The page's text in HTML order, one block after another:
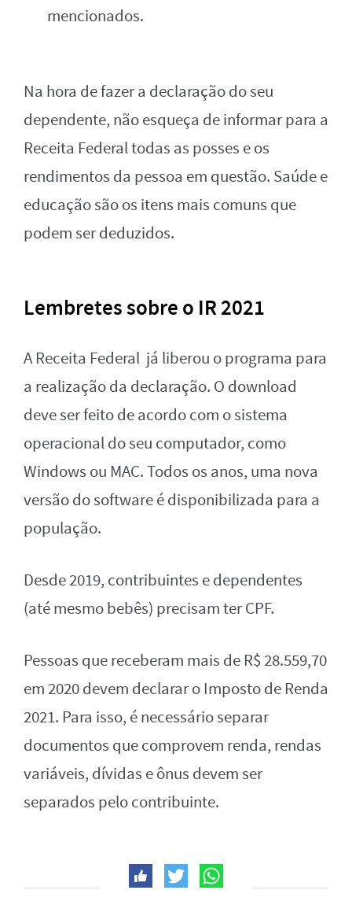
mencionados.
Na hora de fazer a declaração do seu
dependente, não esqueça de informar para a
Receita Federal todas as posses e os
rendimentos da pessoa em questão. Saúde e
educação são os itens mais comuns que
podem ser deduzidos.
Lembretes sobre o IR 2021
A Receita Federal já liberou o programa para
a realização da declaração. O download
deve ser feito de acordo com o sistema
operacional do seu computador, como
Windows ou MAC. Todos os anos, uma nova
versão do software é disponibilizada para a
população.
Desde 2019, contribuintes e dependentes
(até mesmo bebês) precisam ter CPF.
Pessoas que receberam mais de R$ 28.559,70
em 2020 devem declarar o Imposto de Renda
2021. Para isso, é necessário separar
documentos que comprovem renda, rendas
variáveis, dívidas e ônus devem ser
separados pelo contribuinte.